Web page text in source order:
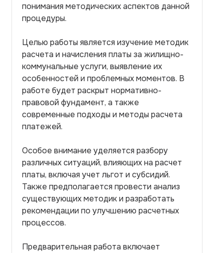
понимания методических аспектов данной
процедуры.
Целью работы является изучение методик
расчета и начисления платы за жилищно-
коммунальные услуги, выявление их
особенностей и проблемных моментов. В
работе будет раскрыт нормативно-
правовой фундамент, а также
современные подходы и методы расчета
платежей.
Особое внимание уделяется разбору
различных ситуаций, влияющих на расчет
платы, включая учет льгот и субсидий.
Также предполагается провести анализ
существующих методик и разработать
рекомендации по улучшению расчетных
процессов.
Предварительная работа включает